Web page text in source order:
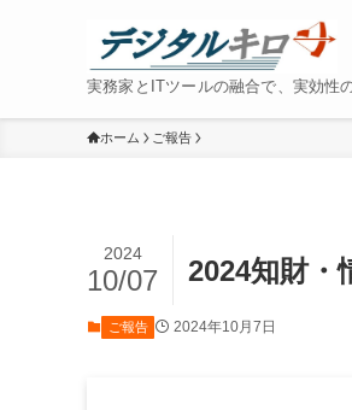
実務家とITツールの融合で、実効性
ホーム ご報告
2024知財・
2024
10/07
ご報告 2024年10月7日